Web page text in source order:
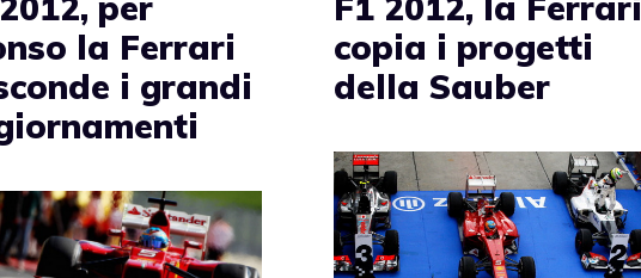
la Ferrari
i grandi
copia i progetti
della Sauber